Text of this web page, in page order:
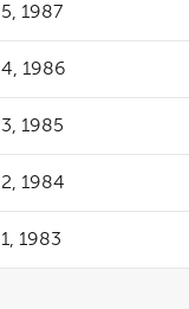
1987
1986
1985
1984
1983